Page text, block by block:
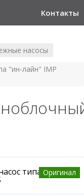
Контакты
насосы
"ин-лайн" IMP
Оригинал